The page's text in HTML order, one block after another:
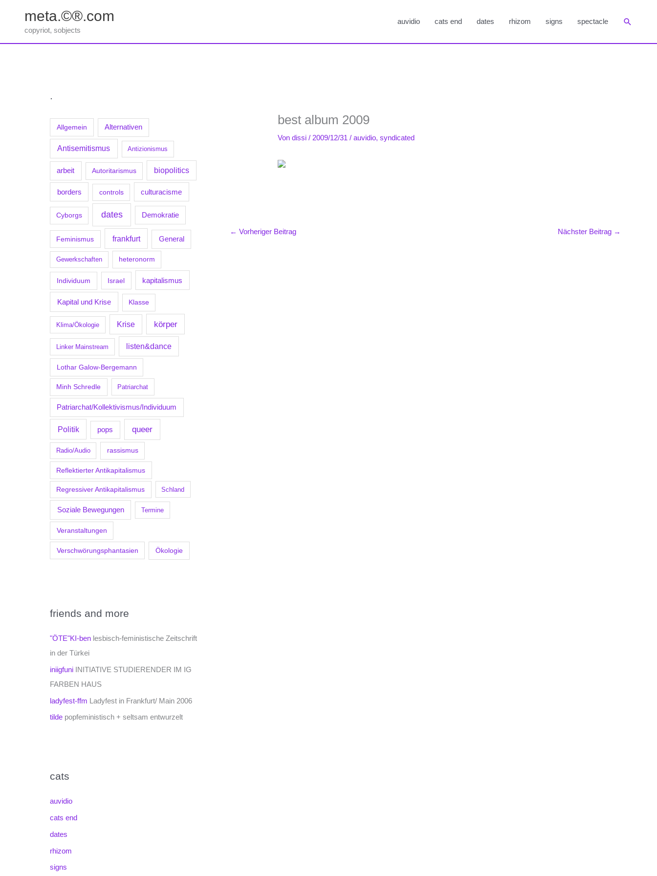
springen
meta.©®.com
copyriot, sobjects
auvidio cats end dates rhizom signs spectacle Suchen
.
Allgemein Alternativen
Antisemitismus Antizionismus
arbeit Autoritarismus biopolitics
borders controls culturacisme
Cyborgs dates Demokratie
Feminismus frankfurt General
Gewerkschaften heteronorm
Individuum Israel kapitalismus
Kapital und Krise Klasse
Klima/Ökologie Krise körper
Linker Mainstream listen&dance
Lothar Galow-Bergemann
Minh Schredle Patriarchat
Patriarchat/Kollektivismus/Individuum
Politik pops queer
Radio/Audio rassismus
Reflektierter Antikapitalismus
Regressiver Antikapitalismus Schland
Soziale Bewegungen Termine
Veranstaltungen
Verschwörungsphantasien Ökologie
friends and more
"ÖTE"KI-ben lesbisch-feministische Zeitschrift
in der Türkei
iniigfuni INITIATIVE STUDIERENDER IM IG
FARBEN HAUS
ladyfest-ffm Ladyfest in Frankfurt/ Main 2006
tilde popfeministisch + seltsam entwurzelt
cats
auvidio
cats end
dates
rhizom
signs
best album 2009
Vondissi/ 2009/12/31/auvidio,syndicated
← Vorheriger Beitrag Nächster Beitrag →